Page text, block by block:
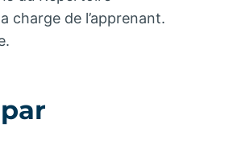
charge de l’apprenant.